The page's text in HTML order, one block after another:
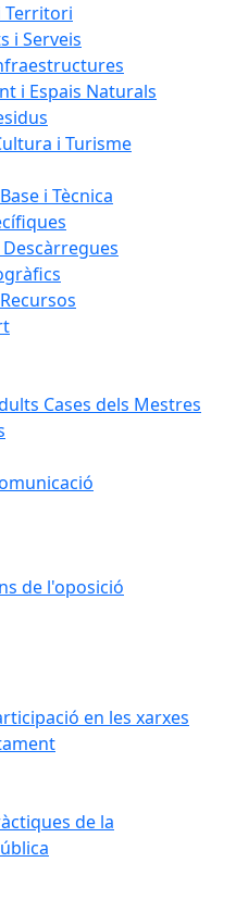
Territori
i Serveis
i Espais Naturals
i Turisme
i Tècnica
Cases dels Mestres
de l'oposició
en les xarxes
de la